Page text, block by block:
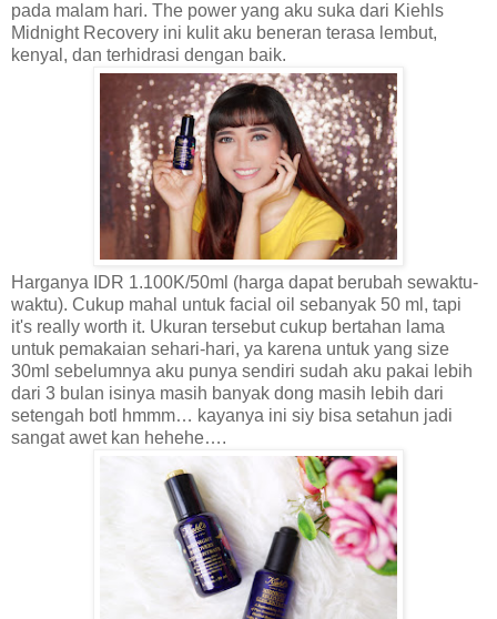
pada malam hari. The power yang aku suka dari Kiehls
Midnight Recovery ini kulit aku beneran terasa lembut,
kenyal, dan terhidrasi dengan baik.
Harganya IDR 1.100K/50ml (harga dapat berubah sewaktu-
waktu). Cukup mahal untuk facial oil sebanyak 50 ml, tapi
it's really worth it. Ukuran tersebut cukup bertahan lama
untuk pemakaian sehari-hari, ya karena untuk yang size
30ml sebelumnya aku punya sendiri sudah aku pakai lebih
dari 3 bulan isinya masih banyak dong masih lebih dari
setengah botl hmmm… kayanya ini siy bisa setahun jadi
sangat awet kan hehehe….